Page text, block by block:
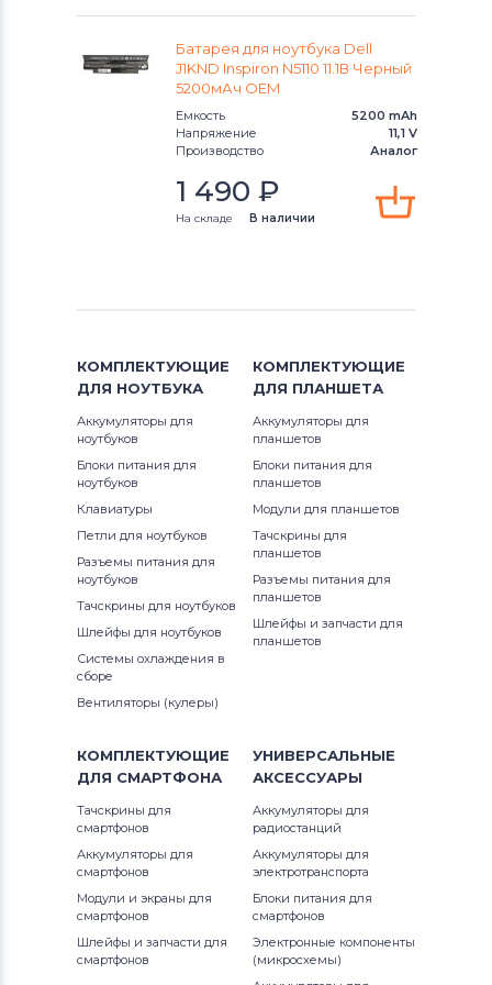
Аккумуляторы для ноутбуков
Thunderobot
Аккумуляторы для ноутбуков
Аккумуляторы для ноутбуков
Аккумуляторы для ноутбуковHP
Аккумуляторы для ноутбуковMSI
Аккумуляторы для ноутбуков
Notebookguru
Аккумуляторы для ноутбуков
Compaq
Аккумуляторы для ноутбуковHasee
Аккумуляторы для ноутбуков
Аккумуляторы для ноутбуков Apple
Все бренды
Аккумуляторы для ноутбуковLG
Аккумуляторы для ноутбуков
Samsung
Аккумуляторы для ноутбуковUniwill
Inspiron 14
Inspiron 14R
Inspiron 14V
Inspiron 14Z
Inspiron 15
Inspiron 17
Inspiron Mini
Latitude
Latitude 11
Latitude 12
Latitude 13
P Series
1400
15-7580
1500
1510
1520
1521
1540
1550
1700
1710
1720
1720N
2421
Батарея для ноутбука Dell
J1KND Inspiron N5110 11.1В Черный
5200мАч OEM
Емкость
5200 mAh
Напряжение
11,1 V
Производство
Аналог
1 490 ₽
На складе В наличии
КОМПЛЕКТУЮЩИЕ
ДЛЯ НОУТБУКА
Аккумуляторы для
ноутбуков
Блоки питания для
ноутбуков
Клавиатуры
Петли для ноутбуков
Разъемы питания для
ноутбуков
Тачскрины для ноутбуков
Шлейфы для ноутбуков
Системы охлаждения в
сборе
Вентиляторы (кулеры)
КОМПЛЕКТУЮЩИЕ
ДЛЯ ПЛАНШЕТА
Аккумуляторы для
планшетов
Блоки питания для
планшетов
Модули для планшетов
Тачскрины для
планшетов
Разъемы питания для
планшетов
Шлейфы и запчасти для
планшетов
КОМПЛЕКТУЮЩИЕ
ДЛЯ СМАРТФОНА
Тачскрины для
смартфонов
Аккумуляторы для
смартфонов
Модули и экраны для
смартфонов
Шлейфы и запчасти для
смартфонов
УНИВЕРСАЛЬНЫЕ
АКСЕССУАРЫ
Аккумуляторы для
радиостанций
Аккумуляторы для
электротранспорта
Блоки питания для
смартфонов
Электронные компоненты
(микросхемы)